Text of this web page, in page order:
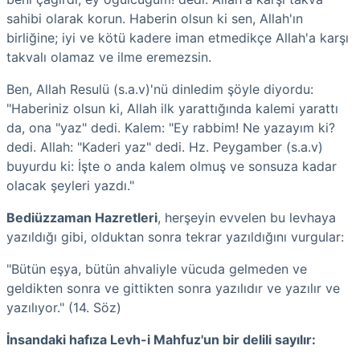
sahibi olarak korun. Haberin olsun ki sen, Allah'ın
birliğine; iyi ve kötü kadere iman etmedikçe Allah'a karşı
takvalı olamaz ve ilme eremezsin.
Ben, Allah Resulü (s.a.v)'nü dinledim şöyle diyordu:
"Haberiniz olsun ki, Allah ilk yarattığında kalemi yarattı
da, ona "yaz" dedi. Kalem: "Ey rabbim! Ne yazayım ki?
dedi. Allah: "Kaderi yaz" dedi. Hz. Peygamber (s.a.v)
buyurdu ki: İşte o anda kalem olmuş ve sonsuza kadar
olacak şeyleri yazdı."
Bediüzzaman Hazretleri, herşeyin evvelen bu levhaya
yazıldığı gibi, olduktan sonra tekrar yazıldığını vurgular:
"Bütün eşya, bütün ahvaliyle vücuda gelmeden ve
geldikten sonra ve gittikten sonra yazılıdır ve yazılır ve
yazılıyor." (14. Söz)
İnsandaki hafıza Levh-i Mahfuz'un bir delili sayılır: